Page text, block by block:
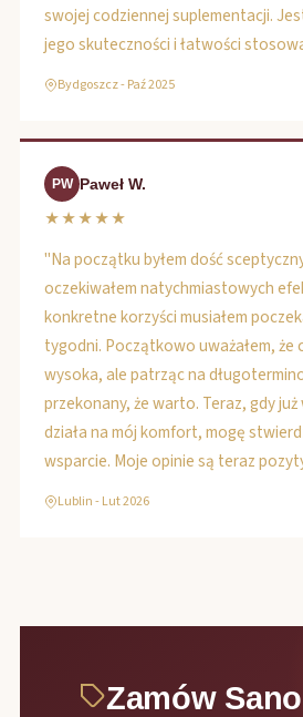
swojej codziennej suplementacji.
jego skuteczności i łatwości
Bydgoszcz - Paź 2025
PW Paweł W.
★★★★★
"Na początku byłem dość
oczekiwałem natychmiastowych
konkretne korzyści musiałem
tygodni. Początkowo uważałem, że
wysoka, ale patrząc na
przekonany, że warto. Teraz, gdy
działa na mój komfort, mogę
wsparcie. Moje opinie są teraz
Lublin - Lut 2026
Zamów